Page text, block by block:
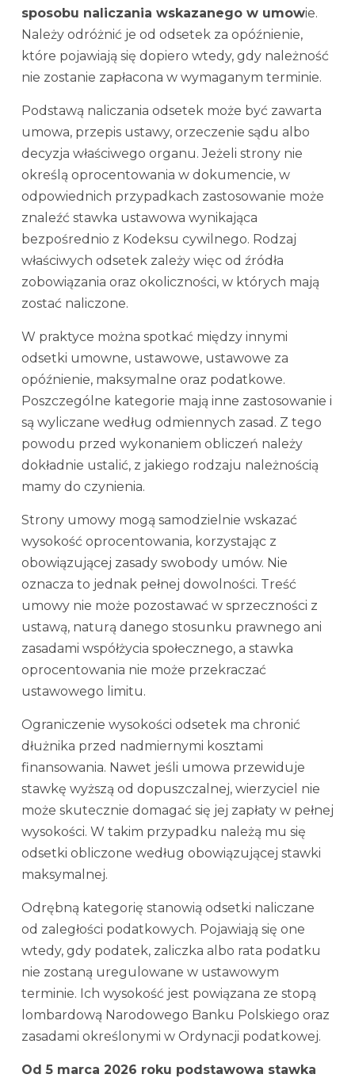
sposobu naliczania wskazanego w umowie.
Należy odróżnić je od odsetek za opóźnienie,
które pojawiają się dopiero wtedy, gdy należność
nie zostanie zapłacona w wymaganym terminie.
Podstawą naliczania odsetek może być zawarta
umowa, przepis ustawy, orzeczenie sądu albo
decyzja właściwego organu. Jeżeli strony nie
określą oprocentowania w dokumencie, w
odpowiednich przypadkach zastosowanie może
znaleźć stawka ustawowa wynikająca
bezpośrednio z Kodeksu cywilnego. Rodzaj
właściwych odsetek zależy więc od źródła
zobowiązania oraz okoliczności, w których mają
zostać naliczone.
W praktyce można spotkać między innymi
odsetki umowne, ustawowe, ustawowe za
opóźnienie, maksymalne oraz podatkowe.
Poszczególne kategorie mają inne zastosowanie i
są wyliczane według odmiennych zasad. Z tego
powodu przed wykonaniem obliczeń należy
dokładnie ustalić, z jakiego rodzaju należnością
mamy do czynienia.
Strony umowy mogą samodzielnie wskazać
wysokość oprocentowania, korzystając z
obowiązującej zasady swobody umów. Nie
oznacza to jednak pełnej dowolności. Treść
umowy nie może pozostawać w sprzeczności z
ustawą, naturą danego stosunku prawnego ani
zasadami współżycia społecznego, a stawka
oprocentowania nie może przekraczać
ustawowego limitu.
Ograniczenie wysokości odsetek ma chronić
dłużnika przed nadmiernymi kosztami
finansowania. Nawet jeśli umowa przewiduje
stawkę wyższą od dopuszczalnej, wierzyciel nie
może skutecznie domagać się jej zapłaty w pełnej
wysokości. W takim przypadku należą mu się
odsetki obliczone według obowiązującej stawki
maksymalnej.
Odrębną kategorię stanowią odsetki naliczane
od zaległości podatkowych. Pojawiają się one
wtedy, gdy podatek, zaliczka albo rata podatku
nie zostaną uregulowane w ustawowym
terminie. Ich wysokość jest powiązana ze stopą
lombardową Narodowego Banku Polskiego oraz
zasadami określonymi w Ordynacji podatkowej.
Od 5 marca 2026 roku podstawowa stawka